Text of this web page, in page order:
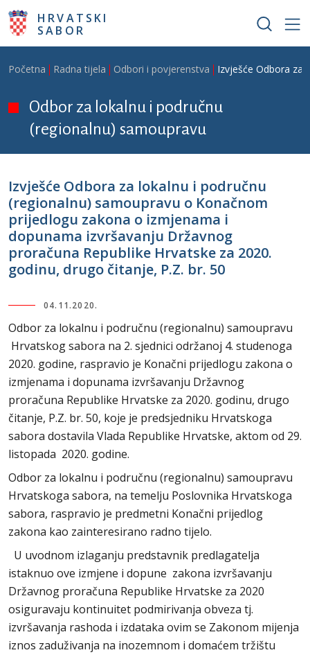
Skoči na glavni sadržaj
HRVATSKI
SABOR
Breadcrumb
Početna Radna tijela Odbori i povjerenstva Izvješće Odbora za
Odbor za lokalnu i područnu
(regionalnu) samoupravu
Izvješće Odbora za lokalnu i područnu
(regionalnu) samoupravu o Konačnom
prijedlogu zakona o izmjenama i
dopunama izvršavanju Državnog
proračuna Republike Hrvatske za 2020.
godinu, drugo čitanje, P.Z. br. 50
04.11.2020.
Odbor za lokalnu i područnu (regionalnu) samoupravu
Hrvatskog sabora na 2. sjednici održanoj 4. studenoga
2020. godine, raspravio je Konačni prijedlogu zakona o
izmjenama i dopunama izvršavanju Državnog
proračuna Republike Hrvatske za 2020. godinu, drugo
čitanje, P.Z. br. 50, koje je predsjedniku Hrvatskoga
sabora dostavila Vlada Republike Hrvatske, aktom od 29.
listopada 2020. godine.
Odbor za lokalnu i područnu (regionalnu) samoupravu
Hrvatskoga sabora, na temelju Poslovnika Hrvatskoga
sabora, raspravio je predmetni Konačni prijedlog
zakona kao zainteresirano radno tijelo.
U uvodnom izlaganju predstavnik predlagatelja
istaknuo ove izmjene i dopune zakona izvršavanju
Državnog proračuna Republike Hrvatske za 2020
osiguravaju kontinuitet podmirivanja obveza tj.
izvršavanja rashoda i izdataka ovim se Zakonom mijenja
iznos zaduživanja na inozemnom i domaćem tržištu